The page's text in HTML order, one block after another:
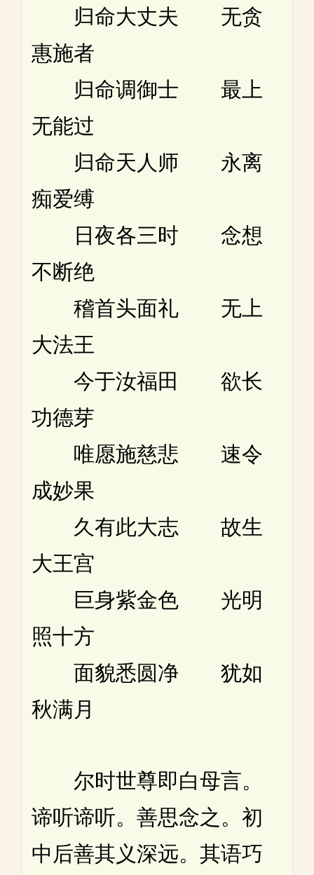
归命大丈夫 无贪
惠施者
归命调御士 最上
无能过
归命天人师 永离
痴爱缚
日夜各三时 念想
不断绝
稽首头面礼 无上
大法王
今于汝福田 欲长
功德芽
唯愿施慈悲 速令
成妙果
久有此大志 故生
大王宫
巨身紫金色 光明
照十方
面貌悉圆净 犹如
秋满月
尔时世尊即白母言。
谛听谛听。善思念之。初
中后善其义深远。其语巧